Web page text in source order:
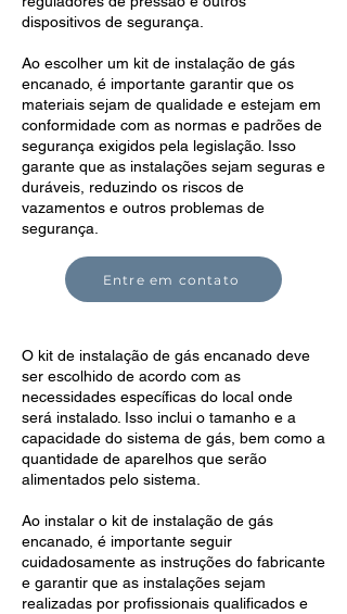
dispositivos de segurança.
Ao escolher um kit de instalação de gás
encanado, é importante garantir que os
materiais sejam de qualidade e estejam em
conformidade com as normas e padrões de
segurança exigidos pela legislação. Isso
garante que as instalações sejam seguras e
duráveis, reduzindo os riscos de
vazamentos e outros problemas de
segurança.
Entre em contato
O kit de instalação de gás encanado deve
ser escolhido de acordo com as
necessidades específicas do local onde
será instalado. Isso inclui o tamanho e a
capacidade do sistema de gás, bem como a
quantidade de aparelhos que serão
alimentados pelo sistema.
Ao instalar o kit de instalação de gás
encanado, é importante seguir
cuidadosamente as instruções do fabricante
e garantir que as instalações sejam
realizadas por profissionais qualificados e